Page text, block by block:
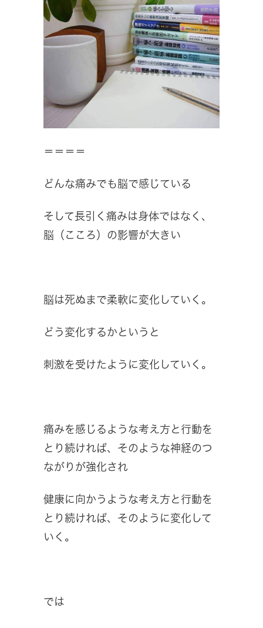
＝＝＝＝
どんな痛みでも脳で感じている
そして長引く痛みは身体ではなく、
脳（こころ）の影響が大きい
脳は死ぬまで柔軟に変化していく。
どう変化するかというと
刺激を受けたように変化していく。
痛みを感じるような考え方と行動を
とり続ければ、そのような神経のつ
ながりが強化され
健康に向かうような考え方と行動を
とり続ければ、そのように変化して
いく。
では